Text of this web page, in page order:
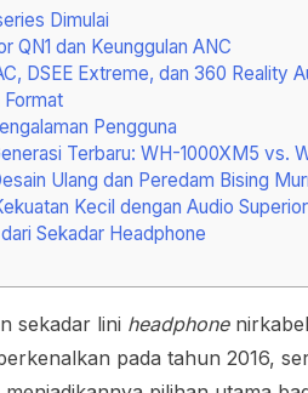
Dimulai
QN1 dan Keunggulan ANC
DSEE Extreme, dan 360 Reality
Format
Pengguna
Terbaru: WH-1000XM5 vs.
Ulang dan Peredam Bising
Kecil dengan Audio Superior
Sekadar Headphone
sekadar lini headphonenirkabel
pada tahun 2016,